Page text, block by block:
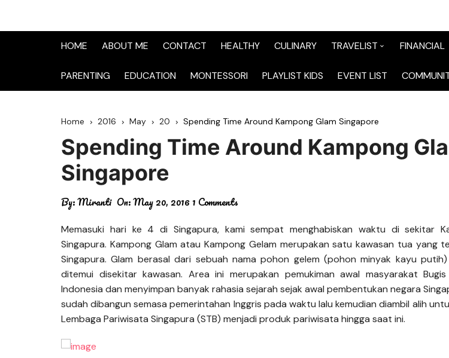
HOME ABOUT ME CONTACT HEALTHY CULINARY TRAVELIST
TraveList Sumatera
TraveList Bandung
TraveList Jawa
FINANCIAL
PARENTING EDUCATION MONTESSORI PLAYLIST KIDS EVENT LIST
Home 2016 May 20 Spending Time Around Kampong Glam Singapore
Spending Time Around Kampong
Singapore
By:Miranti On:May 20, 20161 Comments
Memasuki hari ke 4 di Singapura, kami sempat menghabiskan waktu di sekitar
Singapura. Kampong Glam atau Kampong Gelam merupakan satu kawasan tua yang
Singapura. Glam berasal dari sebuah nama pohon gelem (pohon minyak kayu
ditemui disekitar kawasan. Area ini merupakan pemukiman awal masyarakat
Indonesia dan menyimpan banyak rahasia sejarah sejak awal pembentukan negara
sudah dibangun semasa pemerintahan Inggris pada waktu lalu kemudian diambil alih
Lembaga Pariwisata Singapura (STB) menjadi produk pariwisata hingga saat ini.